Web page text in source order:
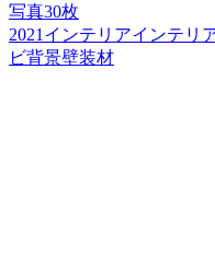
写真30枚
2021インテリアインテリ
ビ背景壁装材